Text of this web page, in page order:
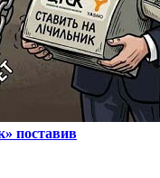
поставив